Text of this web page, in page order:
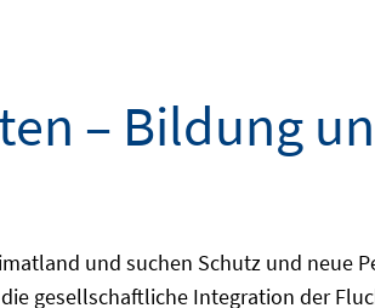
– Bildung
und suchen Schutz und neue
gesellschaftliche Integration der